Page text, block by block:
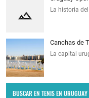
La historia
Canchas de
La capital
BUSCAR EN TENIS EN URUGUAY